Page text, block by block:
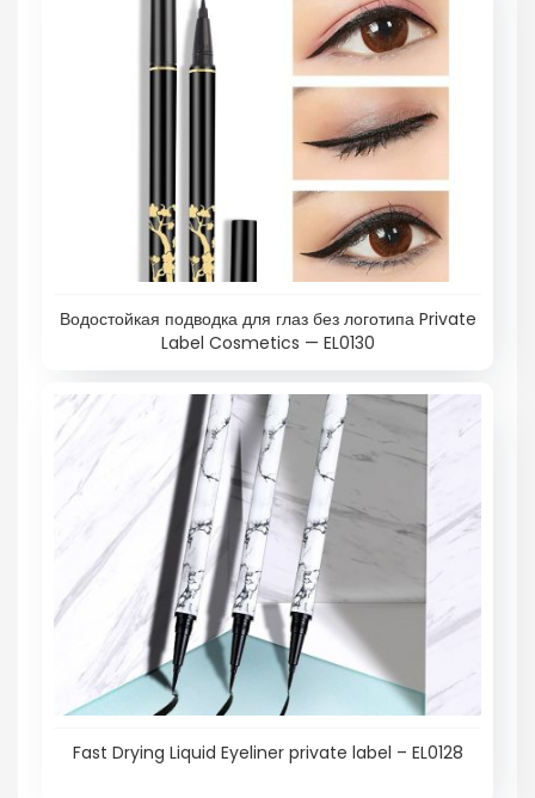
Водостойкая подводка для глаз без логотипа Private
Label Cosmetics — EL0130
Fast Drying Liquid Eyeliner private label – EL0128